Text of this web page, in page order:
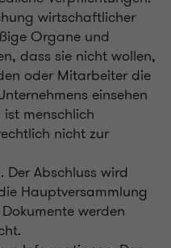
wirtschaftlicher
Organe und
dass sie nicht wollen,
oder Mitarbeiter die
einsehen
menschlich
nicht zur
Abschluss wird
Hauptversammlung
werden